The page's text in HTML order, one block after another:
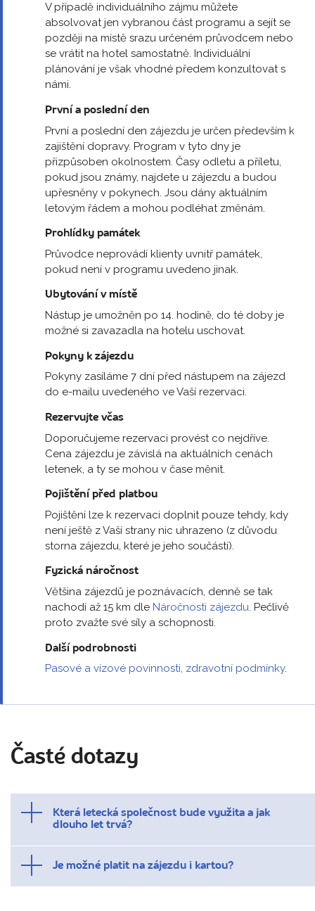
V případě individuálního zájmu můžete
absolvovat jen vybranou část programu a sejít se
později na místě srazu určeném průvodcem nebo
se vrátit na hotel samostatně. Individuální
plánování je však vhodné předem konzultovat s
námi.
První a poslední den
První a poslední den zájezdu je určen především k
zajištění dopravy. Program v tyto dny je
přizpůsoben okolnostem. Časy odletu a příletu,
pokud jsou známy, najdete u zájezdu a budou
upřesněny v pokynech. Jsou dány aktuálním
letovým řádem a mohou podléhat změnám.
Prohlídky památek
Průvodce neprovádí klienty uvnitř památek,
pokud není v programu uvedeno jinak.
Ubytování v místě
Nástup je umožněn po 14. hodině, do té doby je
možné si zavazadla na hotelu uschovat.
Pokyny k zájezdu
Pokyny zasíláme 7 dní před nástupem na zájezd
do e-mailu uvedeného ve Vaší rezervaci.
Rezervujte včas
Doporučujeme rezervaci provést co nejdříve.
Cena zájezdu je závislá na aktuálních cenách
letenek, a ty se mohou v čase měnit.
Pojištění před platbou
Pojištění lze k rezervaci doplnit pouze tehdy, kdy
není ještě z Vaší strany nic uhrazeno (z důvodu
storna zájezdu, které je jeho součástí).
Fyzická náročnost
Většina zájezdů je poznávacích, denně se tak
nachodí až 15 km dle Náročnosti zájezdu. Pečlivě
proto zvažte své síly a schopnosti.
Další podrobnosti
Pasové a vízové povinnosti, zdravotní podmínky.
Časté dotazy
Která letecká společnost bude využita a jak
dlouho let trvá?
Je možné platit na zájezdu i kartou?